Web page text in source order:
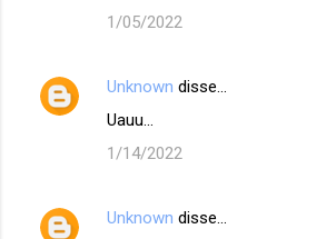
1/05/2022
Unknown disse…
Uauu...
1/14/2022
Unknown disse…